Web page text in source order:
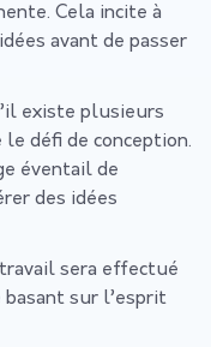
Cela incite à
avant de passer
existe plusieurs
défi de conception.
éventail de
des idées
sera effectué
sur l’esprit